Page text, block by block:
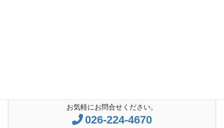
お気軽にお問合せください。
026-224-4670